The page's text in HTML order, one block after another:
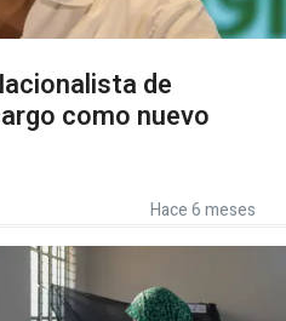
de
como nuevo
Hace 6 meses